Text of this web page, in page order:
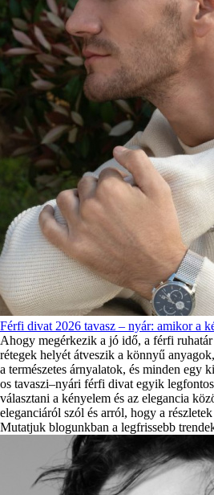
Férfi divat 2026 tavasz – nyár: amikor a
Ahogy megérkezik a jó idő, a férfi
rétegek helyét átveszik a könnyű
a természetes árnyalatok, és minden egy
os tavaszi–nyári férfi divat egyik
választani a kényelem és az elegancia
eleganciáról szól és arról, hogy a
Mutatjuk blogunkban a legfrissebb